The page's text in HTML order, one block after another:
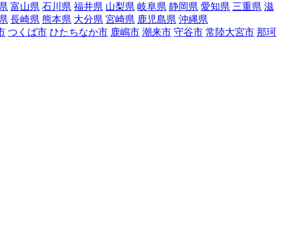
富山県 石川県 福井県 山梨県 岐阜県 静岡県 愛知県 三重県 滋
長崎県 熊本県 大分県 宮崎県 鹿児島県 沖縄県
つくば市 ひたちなか市 鹿嶋市 潮来市 守谷市 常陸大宮市 那珂